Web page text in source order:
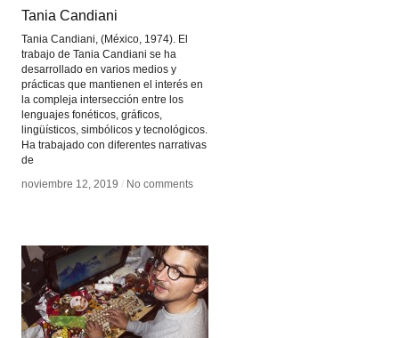
Tania Candiani
Tania Candiani, (México, 1974). El
trabajo de Tania Candiani se ha
desarrollado en varios medios y
prácticas que mantienen el interés en
la compleja intersección entre los
lenguajes fonéticos, gráficos,
lingüísticos, simbólicos y tecnológicos.
Ha trabajado con diferentes narrativas
de
noviembre 12, 2019 / No comments
Tania Candiani
noviembre 12, 2019 / No comments